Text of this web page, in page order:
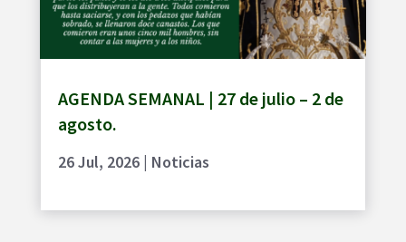
AGENDA SEMANAL | 27 de julio – 2 de
agosto.
26 Jul, 2026| Noticias